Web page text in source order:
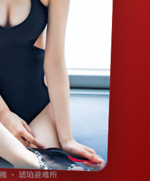
· 琥珀避难所